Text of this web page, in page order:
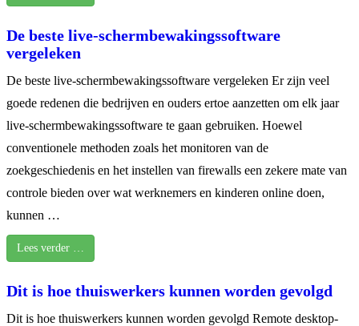
De beste live-schermbewakingssoftware
vergeleken
De beste live-schermbewakingssoftware vergeleken Er zijn veel
goede redenen die bedrijven en ouders ertoe aanzetten om elk jaar
live-schermbewakingssoftware te gaan gebruiken. Hoewel
conventionele methoden zoals het monitoren van de
zoekgeschiedenis en het instellen van firewalls een zekere mate van
controle bieden over wat werknemers en kinderen online doen,
kunnen …
Lees verder …
Dit is hoe thuiswerkers kunnen worden gevolgd
Dit is hoe thuiswerkers kunnen worden gevolgd Remote desktop-